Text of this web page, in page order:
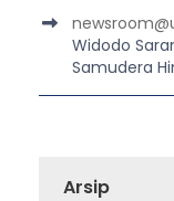
Widodo
Samudera
Arsip